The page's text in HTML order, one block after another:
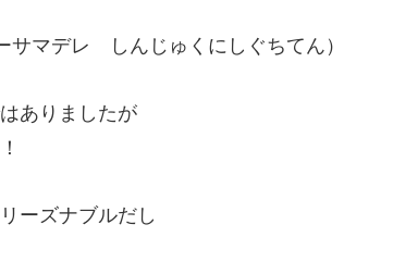
ありましたが
ーズナブルだし